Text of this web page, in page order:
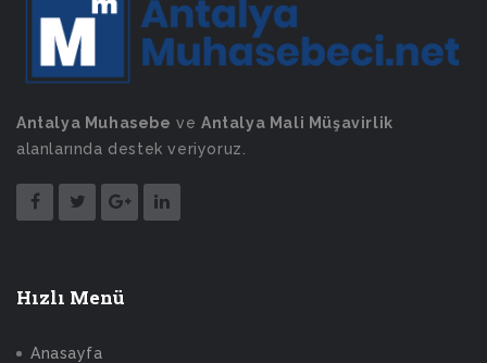
Antalya Muhasebe veAntalya Mali Müşavirlik
alanlarında destek veriyoruz.
Hızlı Menü
Anasayfa